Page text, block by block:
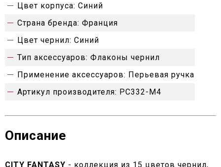
Цвет корпуса: Синий
Страна бренда: Франция
Цвет чернил: Синий
Тип аксессуаров: Флаконы чернил
Применение аксессуаров: Перьевая ручка
Артикул производителя: PC332-M4
Описание
CITY FANTASY - коллекция из 15 цветов чернил,